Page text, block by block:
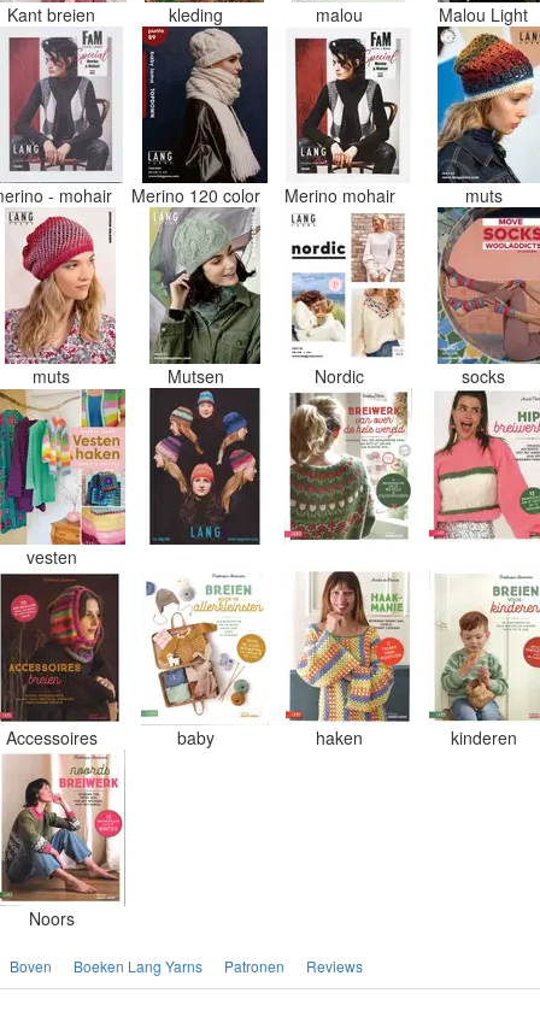
Kant breien kleding malou Malou Light
- mohair Merino 120 color Merino mohair muts
muts Mutsen Nordic socks
vesten
Accessoires baby haken kinderen
Noors
Boven Boeken Lang Yarns Patronen Reviews